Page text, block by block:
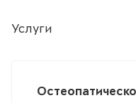
Услуги